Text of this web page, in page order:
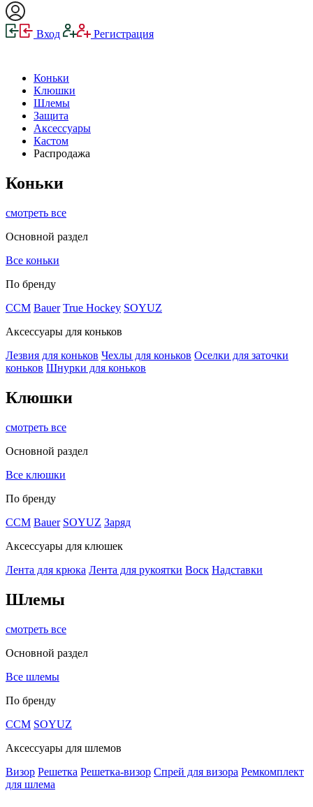
Вход Регистрация
Коньки
Клюшки
Шлемы
Защита
Аксессуары
Кастом
Распродажа
Коньки
смотреть все
Основной раздел
Все коньки
По бренду
ССМ Bauer True Hockey SOYUZ
Аксессуары для коньков
Лезвия для коньков Чехлы для коньков Оселки для заточки
коньков Шнурки для коньков
Клюшки
смотреть все
Основной раздел
Все клюшки
По бренду
CCM Bauer SOYUZ Заряд
Аксессуары для клюшек
Лента для крюка Лента для рукоятки Воск Надставки
Шлемы
смотреть все
Основной раздел
Все шлемы
По бренду
CCM SOYUZ
Аксессуары для шлемов
Визор Решетка Решетка-визор Спрей для визора Ремкомплект
для шлема